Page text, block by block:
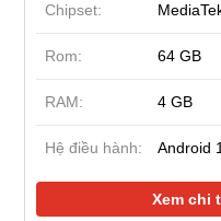
New | Công ty
HTC Wildfire E3 4GB|64GB
2.990.000 đ
Chipset:
Rom: 64 GB
RAM: 4 GB
Hệ điều hành: Android
Xem chi